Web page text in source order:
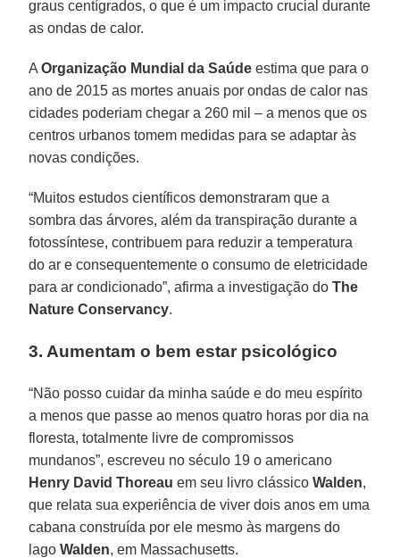
graus centígrados, o que é um impacto crucial durante
as ondas de calor.
AOrganização Mundial da Saúde estima que para o
ano de 2015 as mortes anuais por ondas de calor nas
cidades poderiam chegar a 260 mil – a menos que os
centros urbanos tomem medidas para se adaptar às
novas condições.
“Muitos estudos científicos demonstraram que a
sombra das árvores, além da transpiração durante a
fotossíntese, contribuem para reduzir a temperatura
do ar e consequentemente o consumo de eletricidade
para ar condicionado”, afirma a investigação doThe
Nature Conservancy.
3. Aumentam o bem estar psicológico
“Não posso cuidar da minha saúde e do meu espírito
a menos que passe ao menos quatro horas por dia na
floresta, totalmente livre de compromissos
mundanos”, escreveu no século 19 o americano
Henry David Thoreau em seu livro clássicoWalden,
que relata sua experiência de viver dois anos em uma
cabana construída por ele mesmo às margens do
lagoWalden, em Massachusetts.